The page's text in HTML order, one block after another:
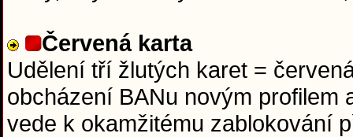
Červená karta
Udělení tří žlutých karet =
obcházení BANu novým
vede k okamžitému zablokování